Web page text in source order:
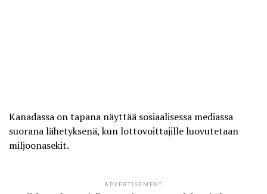
Kanadassa on tapana näyttää sosiaalisessa mediassa
suorana lähetyksenä, kun lottovoittajille luovutetaan
miljoonasekit.
ADVERTISEMENT